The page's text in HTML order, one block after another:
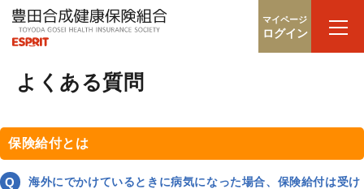
マイページ
ログイン
よくある質問
保険給付とは
海外にでかけているときに病気になった場合、保険給付は受け